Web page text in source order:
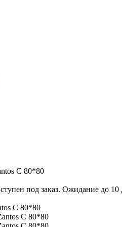
C 80*80
под заказ. Ожидание до 10
C 80*80